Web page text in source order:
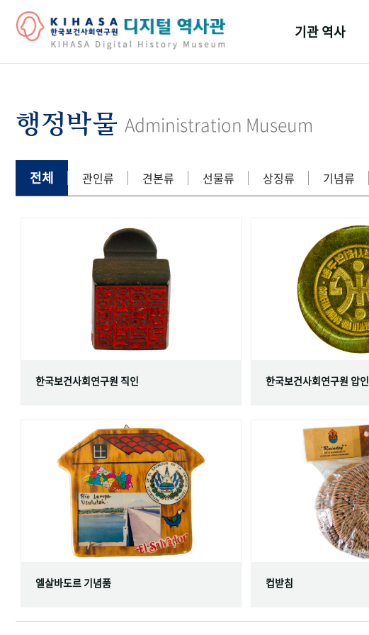
기관 역사
연구원 사람들
행정박물 Administration Museum
전체 관인류 견본류 선물류 상징류 기념류
한국보건사회연구원 직인 한국보건사회연구원 압인
엘살바도르 기념품 컵받침